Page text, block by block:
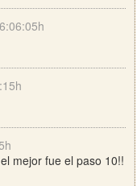
mejor fue el paso 10!!